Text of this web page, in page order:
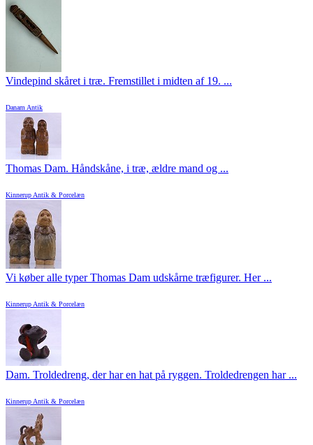
Vindepind skåret i træ. Fremstillet i midten af 19. ...
Danam Antik
Thomas Dam. Håndskåne, i træ, ældre mand og ...
Kinnerup Antik & Porcelæn
Vi køber alle typer Thomas Dam udskårne træfigurer. Her ...
Kinnerup Antik & Porcelæn
Dam. Troldedreng, der har en hat på ryggen. Troldedrengen har ...
Kinnerup Antik & Porcelæn